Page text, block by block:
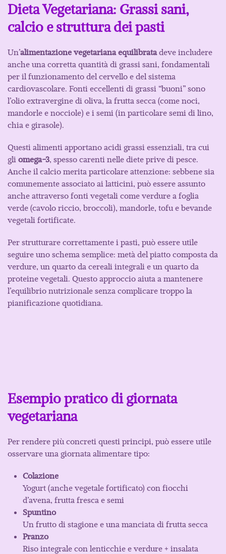
Dieta Vegetariana: Grassi sani,
calcio e struttura dei pasti
Un’alimentazione vegetariana equilibratadeve includere
anche una corretta quantità di grassi sani, fondamentali
per il funzionamento del cervello e del sistema
cardiovascolare. Fonti eccellenti di grassi “buoni” sono
l’olio extravergine di oliva, la frutta secca (come noci,
mandorle e nocciole) e i semi (in particolare semi di lino,
chia e girasole).
Questi alimenti apportano acidi grassi essenziali, tra cui
gli omega-3, spesso carenti nelle diete prive di pesce.
Anche il calcio merita particolare attenzione: sebbene sia
comunemente associato ai latticini, può essere assunto
anche attraverso fonti vegetali come verdure a foglia
verde (cavolo riccio, broccoli), mandorle, tofu e bevande
vegetali fortificate.
Per strutturare correttamente i pasti, può essere utile
seguire uno schema semplice: metà del piatto composta da
verdure, un quarto da cereali integrali e un quarto da
proteine vegetali. Questo approccio aiuta a mantenere
l’equilibrio nutrizionale senza complicare troppo la
pianificazione quotidiana.
Esempio pratico di giornata
vegetariana
Per rendere più concreti questi principi, può essere utile
osservare una giornata alimentare tipo:
Colazione
Yogurt (anche vegetale fortificato) con fiocchi
d’avena, frutta fresca e semi
Spuntino
Un frutto di stagione e una manciata di frutta secca
Pranzo
Riso integrale con lenticchie e verdure + insalata